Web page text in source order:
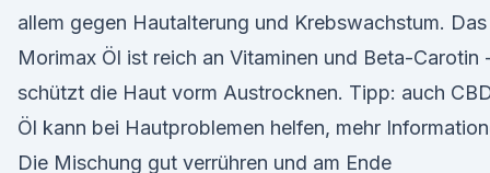
allem gegen Hautalterung und Krebswachstum. Das
Morimax Öl ist reich an Vitaminen und Beta-Carotin
schützt die Haut vorm Austrocknen. Tipp: auch
Öl kann bei Hautproblemen helfen, mehr
Die Mischung gut verrühren und am Ende